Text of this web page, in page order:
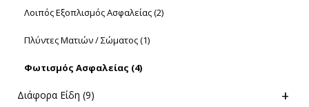
Λοιπός Εξοπλισμός Ασφαλείας(2)
Πλύντες Ματιών / Σώματος(1)
Φωτισμός Ασφαλείας (4)
Διάφορα Είδη (9)